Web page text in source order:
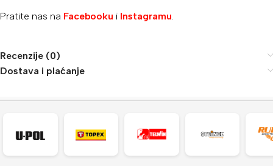
Pratite nas na Facebooku i Instagramu.
Recenzije (0)
Dostava i plaćanje